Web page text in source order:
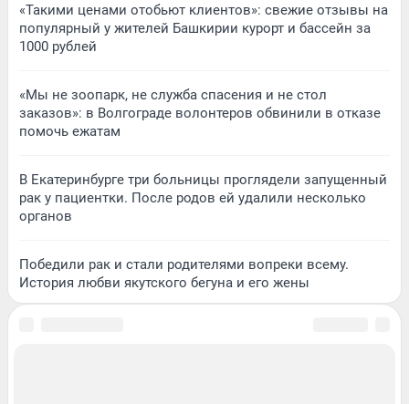
«Такими ценами отобьют клиентов»: свежие отзывы на
популярный у жителей Башкирии курорт и бассейн за
1000 рублей
«Мы не зоопарк, не служба спасения и не стол
заказов»: в Волгограде волонтеров обвинили в отказе
помочь ежатам
В Екатеринбурге три больницы проглядели запущенный
рак у пациентки. После родов ей удалили несколько
органов
Победили рак и стали родителями вопреки всему.
История любви якутского бегуна и его жены